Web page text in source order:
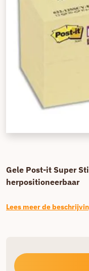
Gele Post-it Super
herpositioneerbaar
Lees meer de